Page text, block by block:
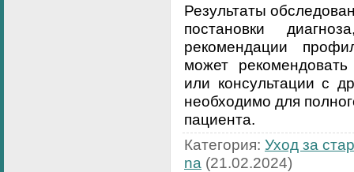
Результаты
постановки
рекомендации
может
или консультации с
необходимо для
пациента.
Категория: Уход за
na (21.02.2024)